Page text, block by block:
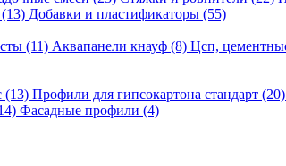
(13) Добавки и пластификаторы (55)
(11) Аквапанели кнауф (8) Цсп,
(13) Профили для гипсокартона стандарт (20)
Фасадные профили (4)